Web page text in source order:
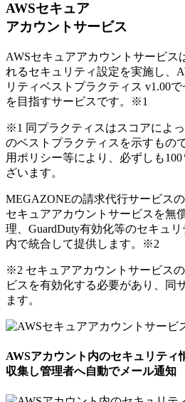
AWSセキュア
アカウントサービス
AWSセキュアアカウントサービス
れるセキュリティ設定を実施し、
リティベストプラクティス v1.00
を目指すサービスです。
※1
※1 同プラクティスはスコアによ
のベストプラクティスを示すもの
用ポリシー等により、必ずしも
ざいます。
MEGAZONEの請求代行サービス
セキュアアカウントサービスを無
理、GuardDuty有効化等のセキュリ
内で統合して提供します。
※2
※2 セキュアアカウントサービス
ビスを有効化する必要があり、同
ます。
AWSアカウント内のセキュリティ
収集し管理者へ自動でメール通知